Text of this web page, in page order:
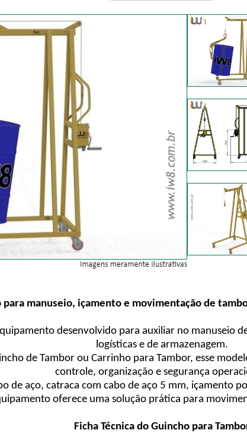
para manuseio, içamento e movimentação de
desenvolvido para auxiliar no manuseio
logísticas e de armazenagem.
de Tambor ou Carrinho para Tambor, esse
controle, organização e segurança
de aço, catraca com cabo de aço 5 mm, içamento
oferece uma solução prática para
Ficha Técnica do Guincho para